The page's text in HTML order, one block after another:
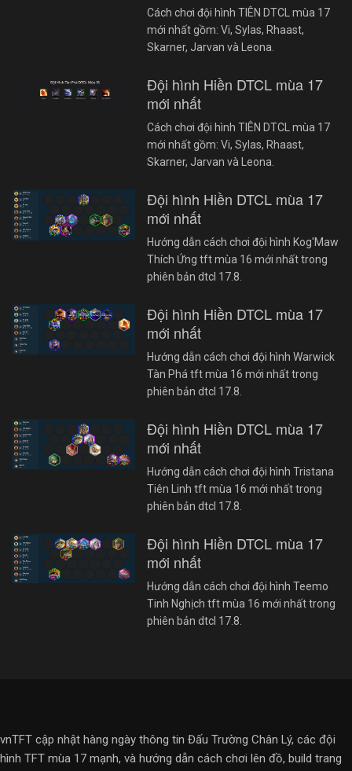
Cách chơi đội hình TIÊN DTCL mùa 17
mới nhất gồm: Vi, Sylas, Rhaast,
Skarner, Jarvan và Leona.
Đội hình Hiền DTCL mùa 17
mới nhất
Cách chơi đội hình TIÊN DTCL mùa 17
mới nhất gồm: Vi, Sylas, Rhaast,
Skarner, Jarvan và Leona.
Đội hình Hiền DTCL mùa 17
mới nhất
Hướng dẫn cách chơi đội hình Kog'Maw
Thích Ứng tft mùa 16 mới nhất trong
phiên bản dtcl 17.8.
Đội hình Hiền DTCL mùa 17
mới nhất
Hướng dẫn cách chơi đội hình Warwick
Tàn Phá tft mùa 16 mới nhất trong
phiên bản dtcl 17.8.
Đội hình Hiền DTCL mùa 17
mới nhất
Hướng dẫn cách chơi đội hình Tristana
Tiên Linh tft mùa 16 mới nhất trong
phiên bản dtcl 17.8.
Đội hình Hiền DTCL mùa 17
mới nhất
Hướng dẫn cách chơi đội hình Teemo
Tinh Nghịch tft mùa 16 mới nhất trong
phiên bản dtcl 17.8.
vnTFT cập nhật hàng ngày thông tin Đấu Trường Chân Lý, các đội
hình TFT mùa 17 mạnh, và hướng dẫn cách chơi lên đồ, build trang